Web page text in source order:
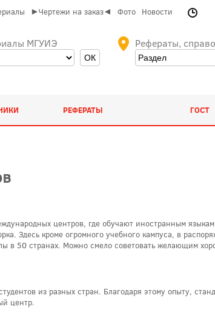
►Чертежи на заказ◄ Фото Новости
МГУИЭ Рефераты,
РЕФЕРАТЫ ГОСТ
центров, где обучают иностранным
Здесь кроме огромного учебного кампуса, в
в 50 странах. Можно смело советовать желающим
из разных стран. Благодаря этому опыту,
центр.